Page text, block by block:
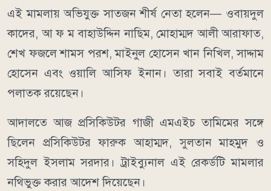
এই মামলায় অভিযুক্ত সাতজন শীর্ষ নেতা হলেন— ওবায়দুল
কাদের, আ ফ ম বাহাউদ্দিন নাছিম, মোহাম্মদ আলী আরাফাত,
শেখ ফজলে শামস পরশ, মাইনুল হোসেন খান নিখিল, সাদ্দাম
হোসেন এবং ওয়ালি আসিফ ইনান। তারা সবাই বর্তমানে
পলাতক রয়েছেন।
আদালতে আজ প্রসিকিউটর গাজী এমএইচ তামিমের সঙ্গে
ছিলেন প্রসিকিউটর ফারুক আহাম্মদ, সুলতান মাহমুদ ও
সহিদুল ইসলাম সরদার। ট্রাইব্যুনাল এই রেকর্ডটি মামলার
নথিভুক্ত করার আদেশ দিয়েছেন।